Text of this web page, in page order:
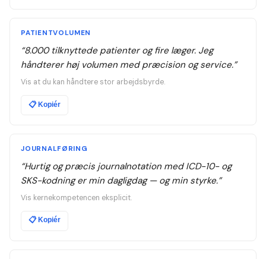
PATIENTVOLUMEN
“8.000 tilknyttede patienter og fire læger. Jeg
håndterer høj volumen med præcision og service.”
Vis at du kan håndtere stor arbejdsbyrde.
📋Kopiér
JOURNALFØRING
“Hurtig og præcis journalnotation med ICD-10- og
SKS-kodning er min dagligdag — og min styrke.”
Vis kernekompetencen eksplicit.
📋Kopiér